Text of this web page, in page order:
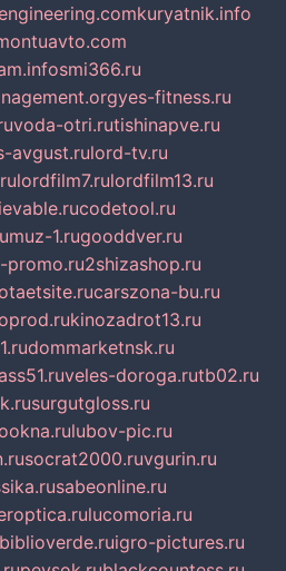
kuryatnik.info
smi366.ru
yes-fitness.ru
voda-otri.rutishinapve.ru
avgust.rulord-tv.ru
lordfilm7.rulordfilm13.ru
codetool.ru
muz-1.rugooddver.ru
promo.ru2shizashop.ru
carszona-bu.ru
kinozadrot13.ru
dommarketnsk.ru
veles-doroga.rutb02.ru
surgutgloss.ru
lubov-pic.ru
socrat2000.ruvgurin.ru
sabeonline.ru
lucomoria.ru
biblioverde.ruigro-pictures.ru